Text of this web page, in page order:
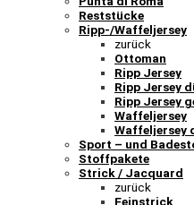
Reststücke
Ripp-/Waffeljersey
zurück
Ottoman
Ripp Jersey
Ripp Jersey
Ripp Jersey
Waffeljersey
Waffeljersey
Sport – und
Stoffpakete
Strick / Jacquard
zurück
Feinstrick